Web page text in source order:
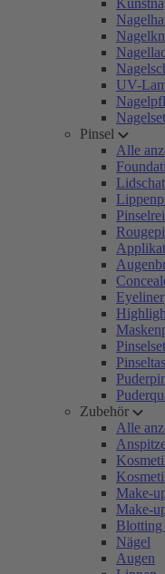
UV-
Pinsel
Alle
Zubehör
Alle
Make-
Make-
Blotting
Nägel
Augen